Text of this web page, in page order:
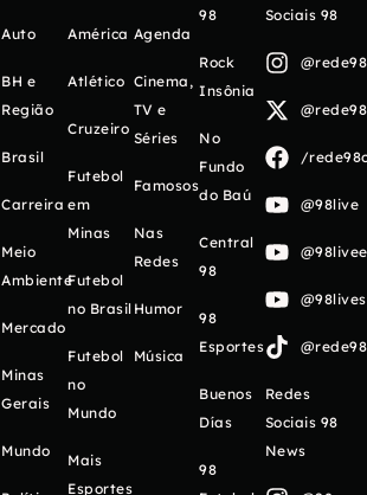
Auto
BH e
Região
Brasil
Carreira
Meio
Ambiente
Mercado
Minas
Gerais
Mundo
América
Atlético
Cruzeiro
Futebol
em
Minas
Futebol
no Brasil
Futebol
no
Mundo
Mais
Esportes
Agenda
Cinema,
TV e
Séries
Famosos
Nas
Redes
Humor
Música
98
Rock
Insônia
No
Fundo
do Baú
Central
98
98
Esportes
Buenos
Días
98
Sociais 98
/
@98live
Redes
Sociais 98
News